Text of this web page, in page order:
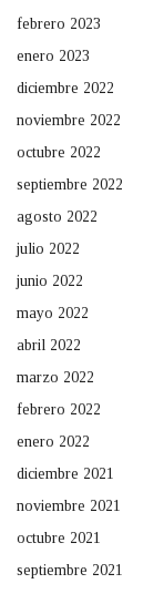
febrero 2023
enero 2023
diciembre 2022
noviembre 2022
octubre 2022
septiembre 2022
agosto 2022
julio 2022
junio 2022
mayo 2022
abril 2022
marzo 2022
febrero 2022
enero 2022
diciembre 2021
noviembre 2021
octubre 2021
septiembre 2021